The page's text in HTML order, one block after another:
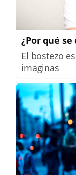
¿Por qué
El bostezo
imaginas